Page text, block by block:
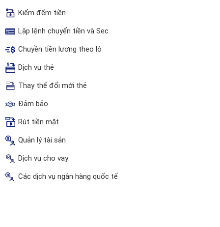
Kiểm đếm tiền
Lập lệnh chuyển tiền và Sec
Chuyền tiền lương theo lô
Dịch vụ thẻ
Thay thế đổi mới thẻ
Đảm bảo
Rút tiền mặt
Quản lý tài sản
Dịch vụ cho vay
Các dịch vụ ngân hàng quốc tế